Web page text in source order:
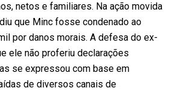
netos e familiares. Na ação movida
que Minc fosse condenado ao
por danos morais. A defesa do ex-
ele não proferiu declarações
se expressou com base em
de diversos canais de